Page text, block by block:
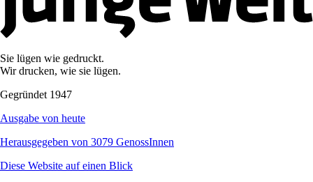
Sie lügen wie gedruckt.
Wir drucken, wie sie lügen.
Gegründet 1947
Ausgabe von heute
Herausgegeben von 3079 GenossInnen
Diese Website auf einen Blick